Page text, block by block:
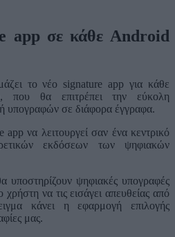
app σε κάθε Android
το νέο signature app για κάθε
που θα επιτρέπει την εύκολη
υπογραφών σε διάφορα έγγραφα.
app να λειτουργεί σαν ένα κεντρικό
εκδόσεων των ψηφιακών
υποστηρίζουν ψηφιακές υπογραφές
να τις εισάγει απευθείας από
κάνει η εφαρμογή επιλογής
μας.